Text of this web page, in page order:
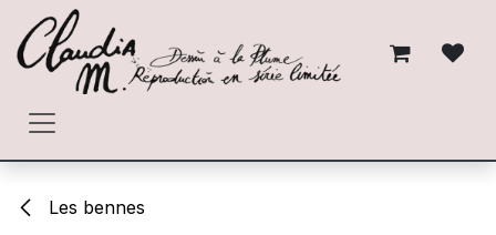
Se rendre au contenu
Les bennes